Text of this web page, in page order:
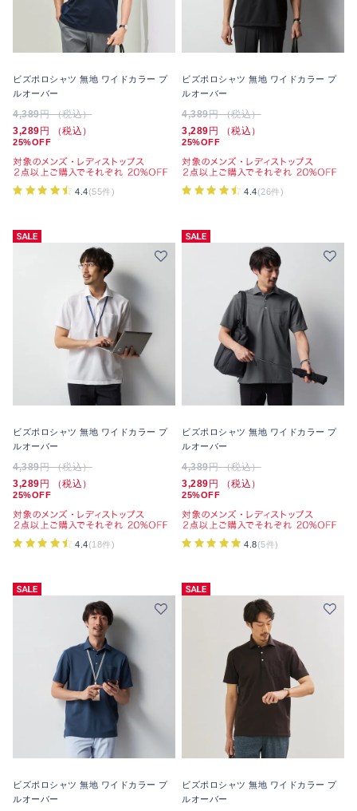
ビズポロシャツ 無地 ワイドカラー プ
ルオーバー
4,389円 （税込）
3,289円 （税込）
25%OFF
4.4(55件)
ビズポロシャツ 無地 ワイドカラー プ
ルオーバー
4,389円 （税込）
3,289円 （税込）
25%OFF
4.4(26件)
ビズポロシャツ 無地 ワイドカラー プ
ルオーバー
4,389円 （税込）
3,289円 （税込）
25%OFF
4.4(18件)
ビズポロシャツ 無地 ワイドカラー プ
ルオーバー
4,389円 （税込）
3,289円 （税込）
25%OFF
4.8(5件)
ビズポロシャツ 無地 ワイドカラー プ
ルオーバー
ビズポロシャツ 無地 ワイドカラー プ
ルオーバー